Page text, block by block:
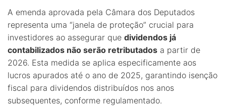
A emenda aprovada pela Câmara dos Deputados
representa uma “janela de proteção” crucial para
investidores ao assegurar que dividendos já
contabilizados não serão retributados a partir de
2026. Esta medida se aplica especificamente aos
lucros apurados até o ano de 2025, garantindo isenção
fiscal para dividendos distribuídos nos anos
subsequentes, conforme regulamentado.